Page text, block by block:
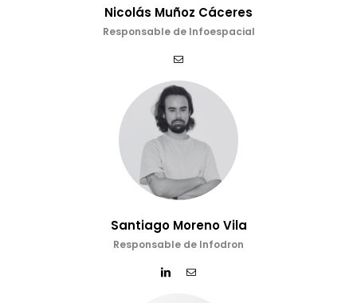
Nicolás Muñoz Cáceres
Responsable de Infoespacial
Santiago Moreno Vila
Responsable de Infodron